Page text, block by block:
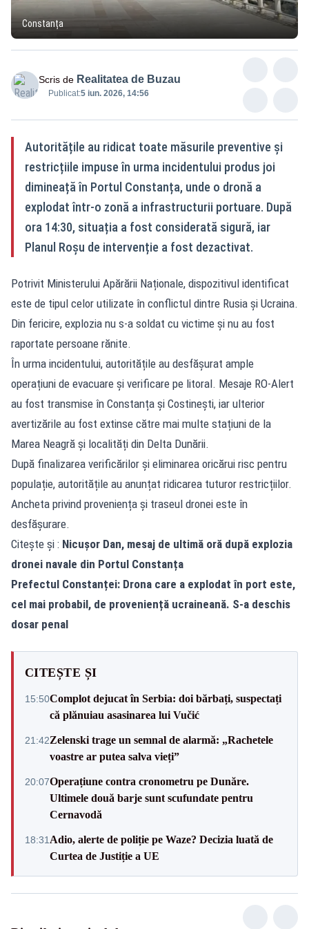
Constanța
Scris de Realitatea de Buzau
Publicat:5 iun. 2026, 14:56
Autoritățile au ridicat toate măsurile preventive și
restricțiile impuse în urma incidentului produs joi
dimineață în Portul Constanța, unde o dronă a
explodat într-o zonă a infrastructurii portuare. După
ora 14:30, situația a fost considerată sigură, iar
Planul Roșu de intervenție a fost dezactivat.
Potrivit Ministerului Apărării Naționale, dispozitivul identificat
este de tipul celor utilizate în conflictul dintre Rusia și Ucraina.
Din fericire, explozia nu s-a soldat cu victime și nu au fost
raportate persoane rănite.
În urma incidentului, autoritățile au desfășurat ample
operațiuni de evacuare și verificare pe litoral. Mesaje RO-Alert
au fost transmise în Constanța și Costinești, iar ulterior
avertizările au fost extinse către mai multe stațiuni de la
Marea Neagră și localități din Delta Dunării.
După finalizarea verificărilor și eliminarea oricărui risc pentru
populație, autoritățile au anunțat ridicarea tuturor restricțiilor.
Ancheta privind proveniența și traseul dronei este în
desfășurare.
Citește și : Nicușor Dan, mesaj de ultimă oră după explozia
dronei navale din Portul Constanța
Prefectul Constanței: Drona care a explodat în port este,
cel mai probabil, de proveniență ucraineană. S-a deschis
dosar penal
CITEȘTE ȘI
15:50Complot dejucat în Serbia: doi bărbați, suspectați
că plănuiau asasinarea lui Vučić
21:42Zelenski trage un semnal de alarmă: „Rachetele
voastre ar putea salva vieți”
20:07Operațiune contra cronometru pe Dunăre.
Ultimele două barje sunt scufundate pentru
Cernavodă
18:31 Adio, alerte de poliție pe Waze? Decizia luată de
Curtea de Justiție a UE